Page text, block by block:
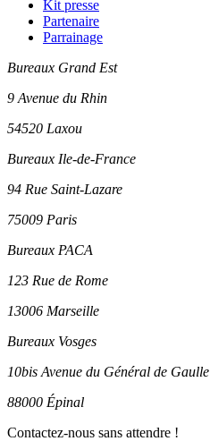
Kit presse
Partenaire
Parrainage
Bureaux Grand Est
9 Avenue du Rhin
54520 Laxou
Bureaux Ile-de-France
94 Rue Saint-Lazare
75009 Paris
Bureaux PACA
123 Rue de Rome
13006 Marseille
Bureaux Vosges
10bis Avenue du Général de Gaulle
88000 Épinal
Contactez-nous sans attendre !